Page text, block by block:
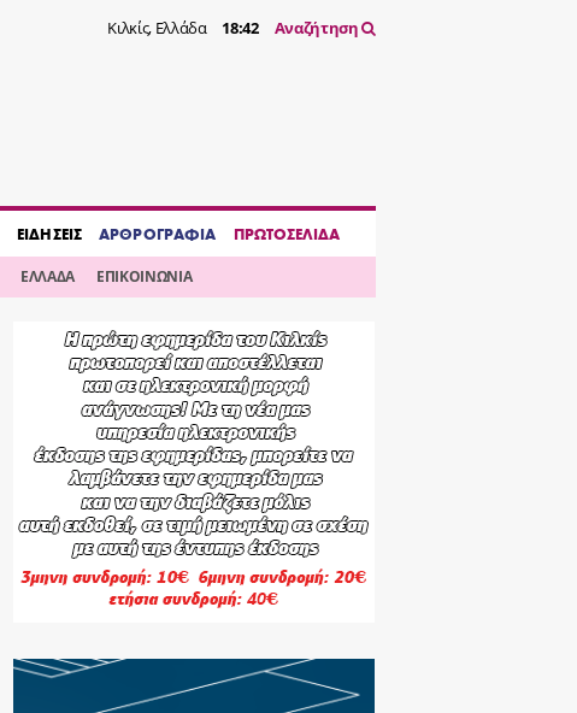
Κιλκίς, Ελλάδα 18:42 Αναζήτηση
ΕΙΔΗΣΕΙΣ ΑΡΘΡΟΓΡΑΦΙΑ ΠΡΩΤΟΣΕΛΙΔΑ
ΕΛΛΑΔΑ ΕΠΙΚΟΙΝΩΝΙΑ